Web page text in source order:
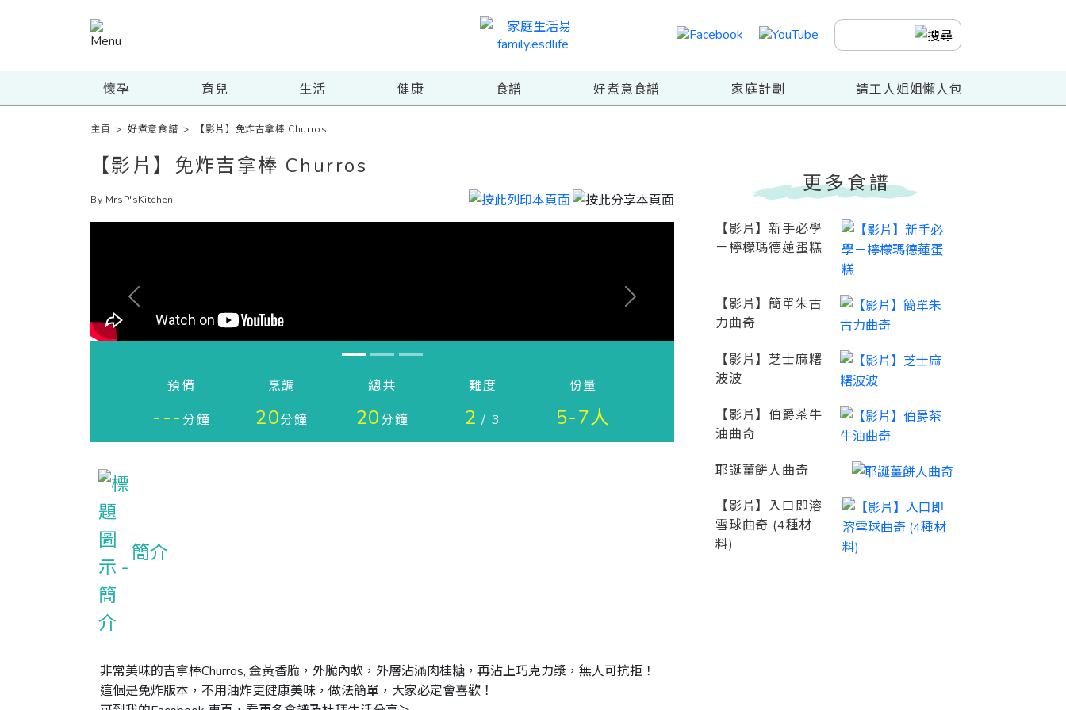
懷孕 育兒 生活 健康 食譜 好煮意食譜 家庭計劃 請工人姐姐懶人包
主頁 >好煮意食譜 > 【影片】免炸吉拿棒 Churros
【影片】免炸吉拿棒 Churros
By MrsP'sKitchen
Previous Next
預備
---分鐘
烹調
20分鐘
總共
20分鐘
難度
2 / 3
份量
5-7人
簡介
非常美味的吉拿棒Churros, 金黃香脆，外脆內軟，外層沾滿肉桂糖，再沾上巧克力漿，無人可抗拒！
這個是免炸版本，不用油炸更健康美味，做法簡單，大家必定會喜歡！
更多食譜
【影片】新手必學
－檸檬瑪德蓮蛋糕
【影片】簡單朱古
力曲奇
【影片】芝士麻糬
波波
【影片】伯爵茶牛
油曲奇
耶誕薑餅人曲奇
【影片】入口即溶
雪球曲奇 (4種材
料)